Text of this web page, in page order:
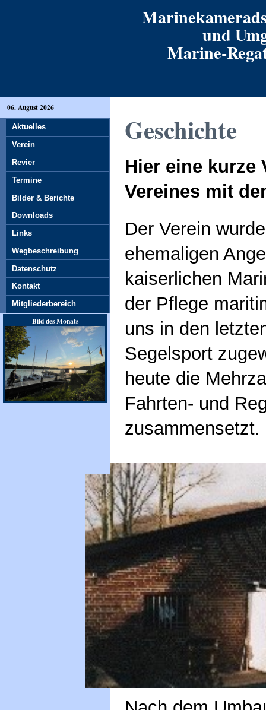
und
Marine-
Geschichte
Hier eine kurze
Vereines mit
Der Verein
ehemaligen
kaiserlichen
der Pflege
uns in den
Segelsport
heute die
Fahrten- und
zusammensetzt.
06. August 2026
Aktuelles
Verein
Revier
Termine
Bilder & Berichte
Downloads
Links
Wegbeschreibung
Datenschutz
Kontakt
Mitgliederbereich
Bild des Monats